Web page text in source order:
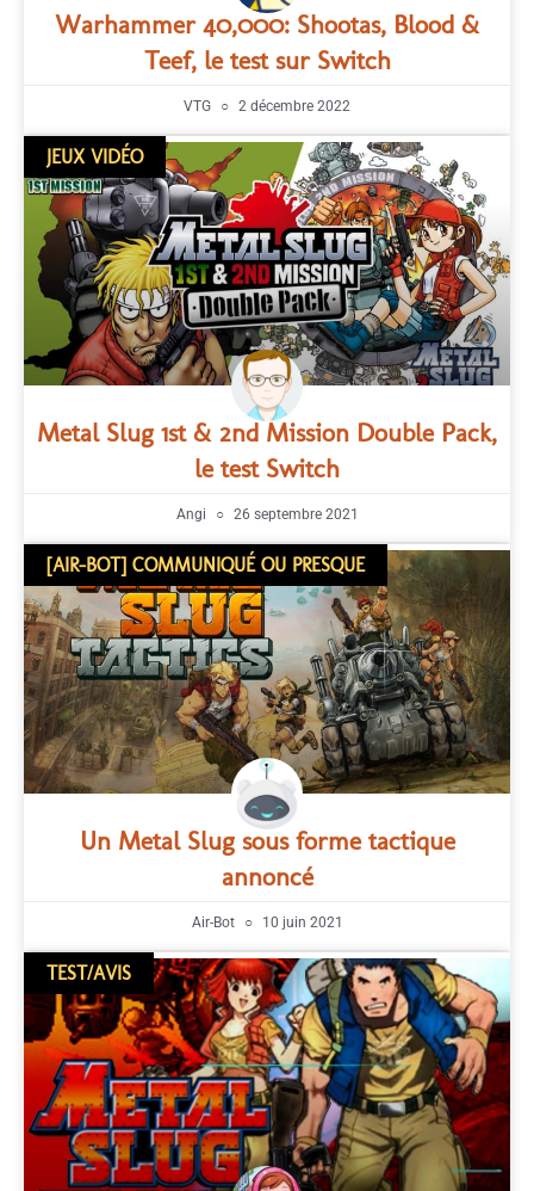
Warhammer 40,000: Shootas, Blood &
Teef, le test sur Switch
VTG 2 décembre 2022
JEUX VIDÉO
Metal Slug 1st & 2nd Mission Double Pack,
le test Switch
Angi 26 septembre 2021
[AIR-BOT] COMMUNIQUÉ OU PRESQUE
Un Metal Slug sous forme tactique
annoncé
Air-Bot 10 juin 2021
TEST/AVIS